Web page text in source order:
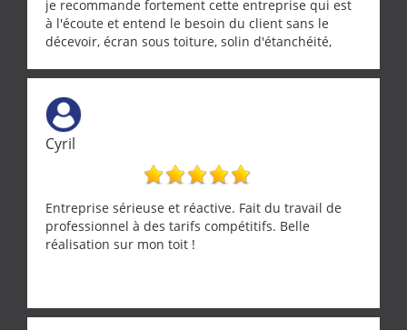
je recommande fortement cette entreprise qui est
à l'écoute et entend le besoin du client sans le
décevoir, écran sous toiture, solin d'étanchéité,
récupérateur d'eau, tout a été parfaitement mis en
œuvre sans besoin d'y revenir. confiance assurée.
Cyril
Entreprise sérieuse et réactive. Fait du travail de
professionnel à des tarifs compétitifs. Belle
réalisation sur mon toit !